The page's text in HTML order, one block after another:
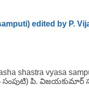
edited by P.
shastra vyasa
సంపుటి) పి. విజయకుమార్